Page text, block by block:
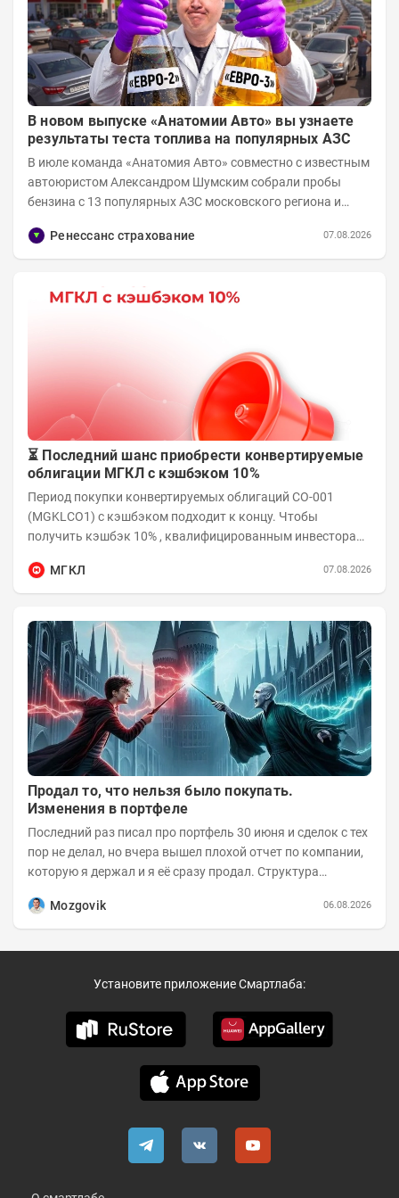
В новом выпуске «Анатомии Авто» вы узнаете
результаты теста топлива на популярных АЗС
В июле команда «Анатомия Авто» совместно с известным
автоюристом Александром Шумским собрали пробы
бензина с 13 популярных АЗС московского региона и
Ренессанс страхование
07.08.2026
⏳ Последний шанс приобрести конвертируемые
облигации МГКЛ с кэшбэком 10%
Период покупки конвертируемых облигаций СО-001
(MGKLCO1) с кэшбэком подходит к концу. Чтобы
получить кэшбэк 10% , квалифицированным инвесторам
МГКЛ
07.08.2026
Продал то, что нельзя было покупать.
Изменения в портфеле
Последний раз писал про портфель 30 июня и сделок с тех
пор не делал, но вчера вышел плохой отчет по компании,
которую я держал и я её сразу продал. Структура
Mozgovik
06.08.2026
Установите приложение Смартлаба: